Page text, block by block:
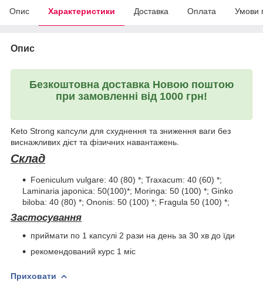
Опис Характеристики Доставка Оплата Умови
Опис
Безкоштовна доставка Новою поштою
при замовленні від 1000 грн!
Keto Strong капсули для схуднення та зниження ваги без
виснажливих дієт та фізичних навантажень.
Склад
Foeniculum vulgare: 40 (80) *; Traxacum: 40 (60) *;
Laminaria japonica: 50(100)*; Moringa: 50 (100) *; Ginko
biloba: 40 (80) *; Ononis: 50 (100) *; Fragula 50 (100) *;
Застосування
приймати по 1 капсулі 2 рази на день за 30 хв до їди
рекомендований курс 1 міс
Приховати